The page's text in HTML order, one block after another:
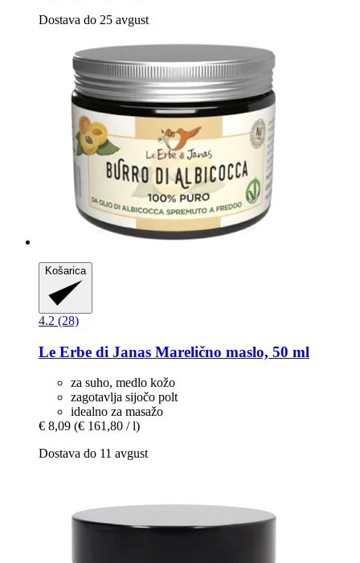
Dostava do 25 avgust
Košarica
4.2 (28)
Le Erbe di Janas Marelično maslo, 50 ml
za suho, medlo kožo
zagotavlja sijočo polt
idealno za masažo
€ 8,09 (€ 161,80 / l)
Dostava do 11 avgust